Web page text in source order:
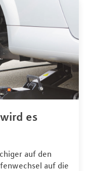
es
auf den
auf die